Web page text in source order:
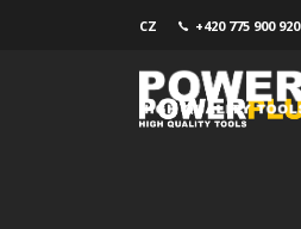
CZ +420 775 900 920